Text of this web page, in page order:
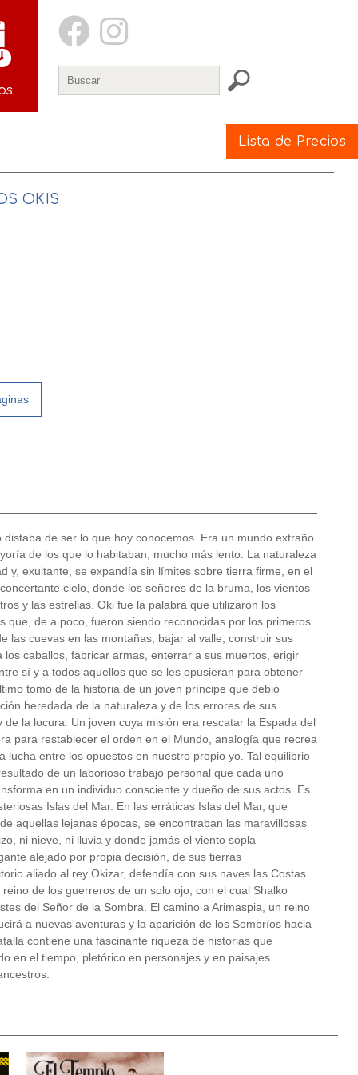
OKIS
de ser lo que hoy conocemos. Era un mundo extraño
de los que lo habitaban, mucho más lento. La naturaleza
y, exultante, se expandía sin límites sobre tierra firme, en el
cielo, donde los señores de la bruma, los vientos
y las estrellas. Oki fue la palabra que utilizaron los
que, de a poco, fueron siendo reconocidas por los primeros
las cuevas en las montañas, bajar al valle, construir sus
caballos, fabricar armas, enterrar a sus muertos, erigir
sí y a todos aquellos que se les opusieran para obtener
tomo de la historia de un joven príncipe que debió
heredada de la naturaleza y de los errores de sus
la locura. Un joven cuya misión era rescatar la Espada del
para restablecer el orden en el Mundo, analogía que recrea
lucha entre los opuestos en nuestro propio yo. Tal equilibrio
de un laborioso trabajo personal que cada uno
en un individuo consciente y dueño de sus actos. Es
Islas del Mar. En las erráticas Islas del Mar, que
aquellas lejanas épocas, se encontraban las maravillosas
ni nieve, ni lluvia y donde jamás el viento sopla
alejado por propia decisión, de sus tierras
aliado al rey Okizar, defendía con sus naves las Costas
de los guerreros de un solo ojo, con el cual Shalko
del Señor de la Sombra. El camino a Arimaspia, un reino
a nuevas aventuras y la aparición de los Sombríos hacia
contiene una fascinante riqueza de historias que
en el tiempo, pletórico en personajes y en paisajes
Lista de Precios